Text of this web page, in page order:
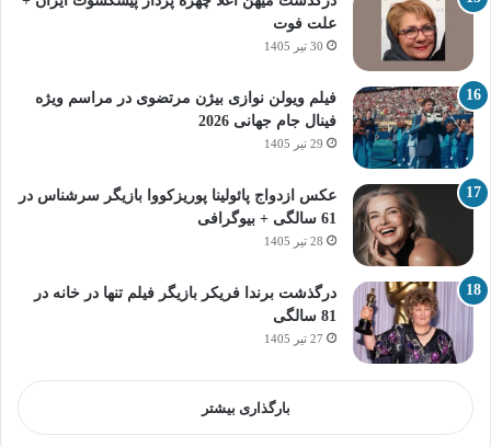
علت فوت
30 تیر 1405
فیلم ویولن نوازی بیژن مرتضوی در مراسم ویژه
فینال جام جهانی 2026
29 تیر 1405
عکس ازدواج پائولینا پوریزکووا بازیگر سرشناس در
61 سالگی + بیوگرافی
28 تیر 1405
درگذشت برندا فریکر بازیگر فیلم تنها در خانه در
81 سالگی
27 تیر 1405
بارگذاری بیشتر